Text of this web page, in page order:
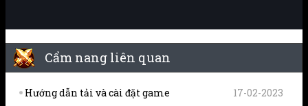
Cẩm nang liên quan
Hướng dẫn tải và cài đặt game 17-02-2023